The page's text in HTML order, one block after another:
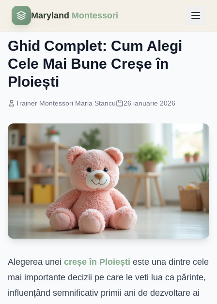
Maryland Montessori
Educatie Timpurie
Ghid Complet: Cum Alegi
Cele Mai Bune Creșe în
Ploiești
Trainer Montessori Maria Stancu 26 ianuarie 2026
Alegerea unei creșe în Ploiești este una dintre cele
mai importante decizii pe care le veți lua ca părinte,
influențând semnificativ primii ani de dezvoltare ai